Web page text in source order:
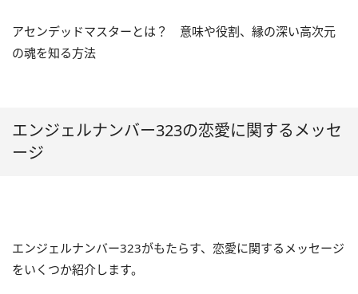
アセンデッドマスターとは？ 意味や役割、縁の深い高次元
の魂を知る方法
エンジェルナンバー323の恋愛に関するメッセ
ージ
エンジェルナンバー323がもたらす、恋愛に関するメッセージ
をいくつか紹介します。